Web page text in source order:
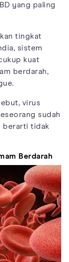
yang paling
tingkat
sistem
kuat
berdarah,
virus
sudah
berarti tidak
Berdarah